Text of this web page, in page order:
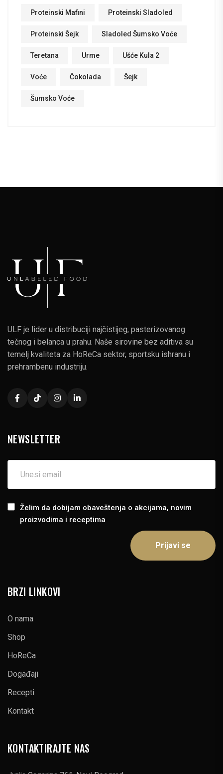
Proteinski Mafini Proteinski Sladoled
Proteinski Šejk Sladoled Šumsko Voće
Teretana Urme Ušće Kula 2
Voće Čokolada Šejk
Šumsko Voće
ULF je lider u distribuciji najčistijeg, pasterizovanog
tečnog i belanca u prahu. Naše sirovine bez aditiva su
temelj kvaliteta za HoReCa sektor, sportsku ishranu i
prehrambenu industriju.
BRZI LINKOVI
O nama
Shop
HoReCa
Događaji
Recepti
Kontakt
KONTAKTIRAJTE NAS
NEWSLETTER
Želim da dobijam obaveštenja o akcijama, novim
proizvodima i receptima